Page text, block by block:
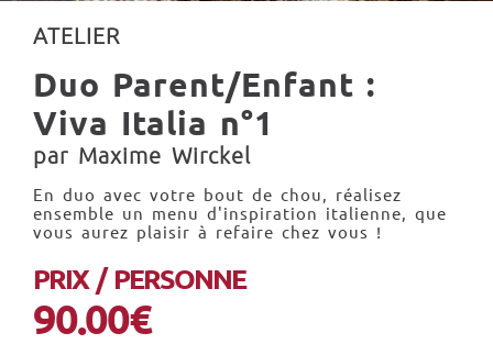
ATELIER
Duo Parent/Enfant :
Viva Italia n°1
par Maxime Wirckel
En duo avec votre bout de chou, réalisez
ensemble un menu d'inspiration italienne, que
vous aurez plaisir à refaire chez vous !
PRIX / PERSONNE
90.00€